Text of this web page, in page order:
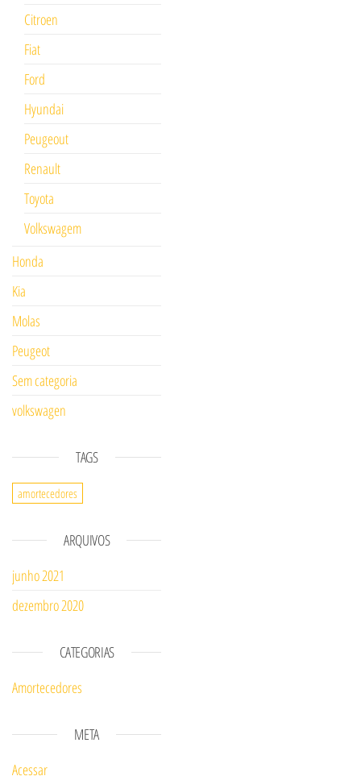
Citroen
Fiat
Ford
Hyundai
Peugeout
Renault
Toyota
Volkswagem
Honda
Kia
Molas
Peugeot
Sem categoria
volkswagen
TAGS
amortecedores
ARQUIVOS
junho 2021
dezembro 2020
CATEGORIAS
Amortecedores
META
Acessar